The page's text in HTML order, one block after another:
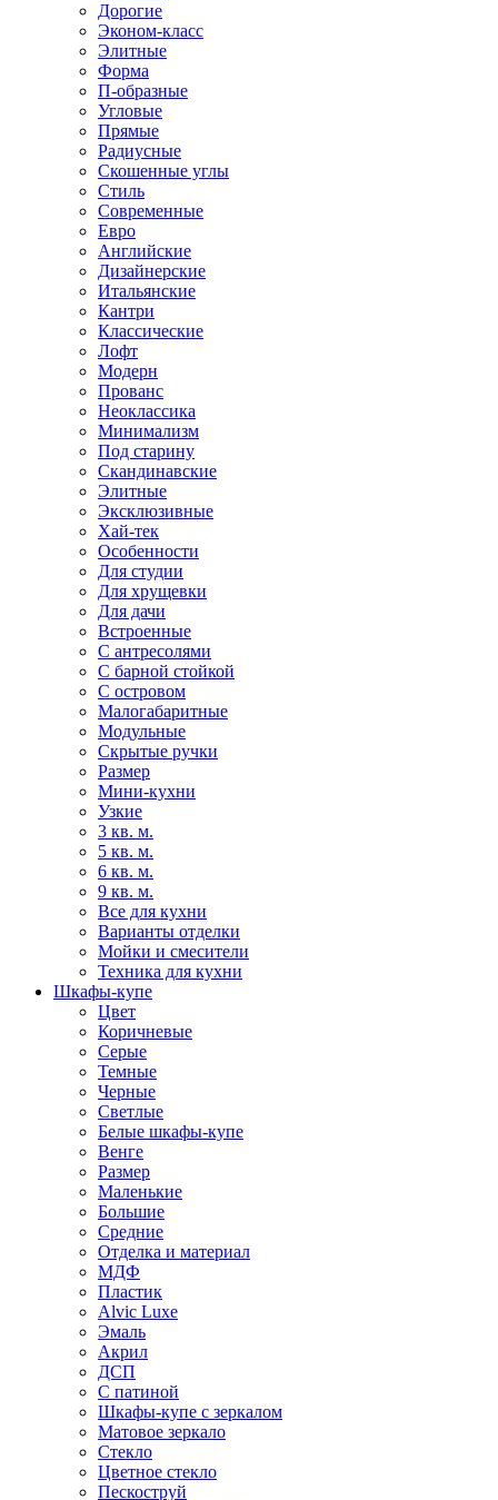
Дорогие
Эконом-класс
Элитные
Форма
П-образные
Угловые
Прямые
Радиусные
Скошенные углы
Стиль
Современные
Евро
Английские
Дизайнерские
Итальянские
Кантри
Классические
Лофт
Модерн
Прованс
Неоклассика
Минимализм
Под старину
Скандинавские
Элитные
Эксклюзивные
Хай-тек
Особенности
Для студии
Для хрущевки
Для дачи
Встроенные
С антресолями
С барной стойкой
С островом
Малогабаритные
Модульные
Скрытые ручки
Размер
Мини-кухни
Узкие
3 кв. м.
5 кв. м.
6 кв. м.
9 кв. м.
Все для кухни
Варианты отделки
Мойки и смесители
Техника для кухни
Шкафы-купе
Цвет
Коричневые
Серые
Темные
Черные
Светлые
Белые шкафы-купе
Венге
Размер
Маленькие
Большие
Средние
Отделка и материал
МДФ
Пластик
Alvic Luxe
Эмаль
Акрил
ДСП
С патиной
Шкафы-купе с зеркалом
Матовое зеркало
Стекло
Цветное стекло
Пескоструй